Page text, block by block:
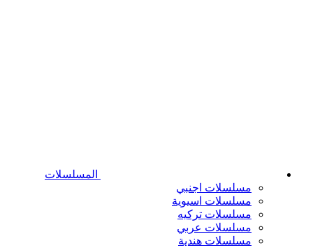
المسلسلات
مسلسلات اجنبي
مسلسلات اسيوية
مسلسلات تركيه
مسلسلات عربي
مسلسلات هندية